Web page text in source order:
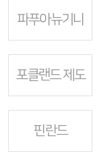
파푸아뉴기니
포클랜드 제도
핀란드